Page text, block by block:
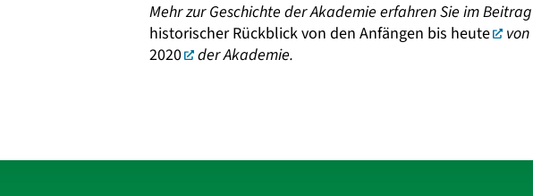
Mehr zur Geschichte der Akademie erfahren Sie im Beitrag
historischer Rückblick von den Anfängen bis heute
von
2020
der Akademie.